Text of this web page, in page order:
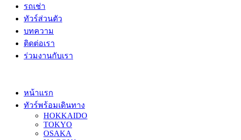
รถเช่า
ทัวร์ส่วนตัว
บทความ
ติดต่อเรา
ร่วมงานกับเรา
หน้าแรก
ทัวร์พร้อมเดินทาง
HOKKAIDO
TOKYO
OSAKA